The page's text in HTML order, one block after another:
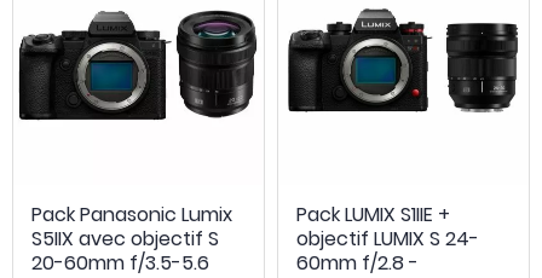
Pack Panasonic Lumix
S5IIX avec objectif S
20-60mm f/3.5-5.6
Pack LUMIX S1IIE +
objectif LUMIX S 24-
60mm f/2.8 -